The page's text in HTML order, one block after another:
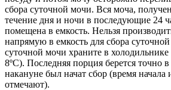
сбора суточной мочи. Вся моча,
течение дня и ночи в последующие 24
помещена в емкость. Нельзя
напрямую в емкость для сбора
суточной мочи храните в
8ºС). Последняя порция берется точно
накануне был начат сбор (время начала
отмечают).